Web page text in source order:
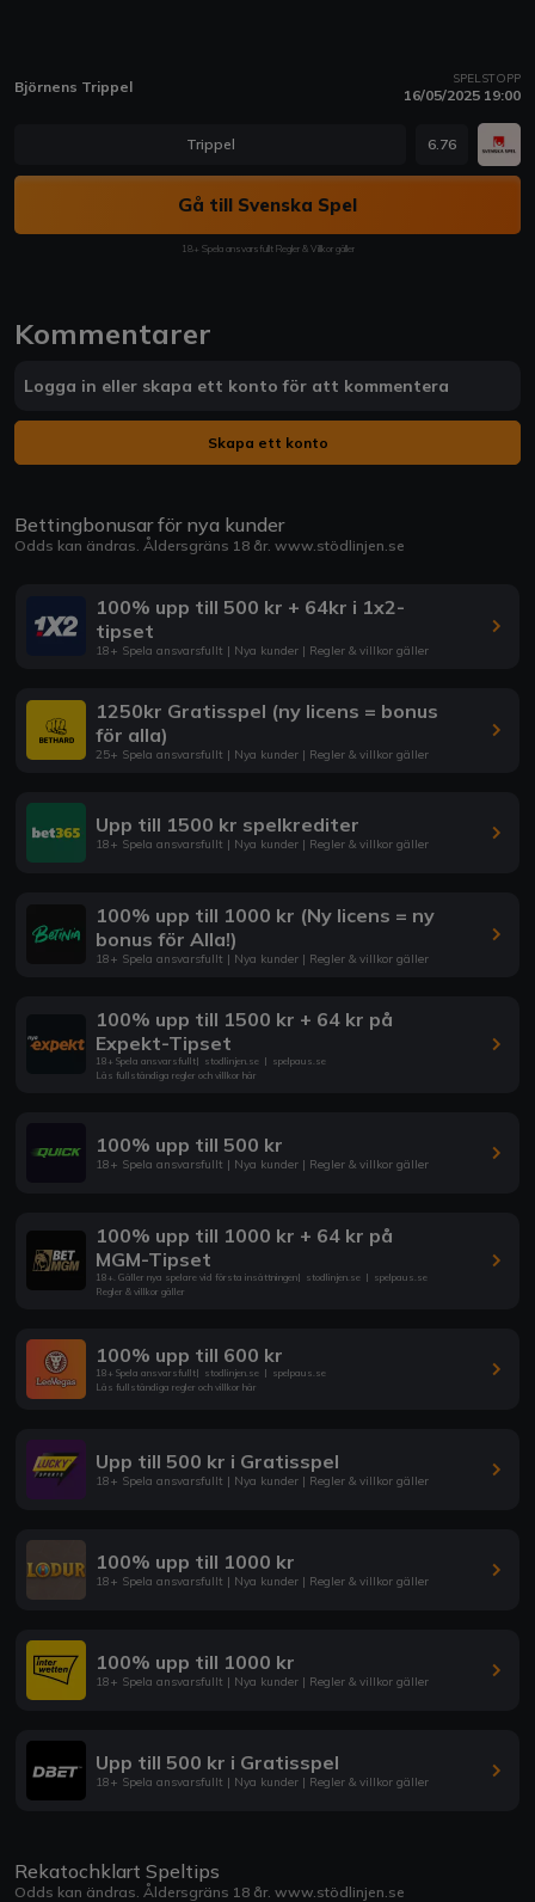
Björnens Trippel SPELSTOPP
16/05/2025 19:00
Trippel 6.76
Gå till Svenska Spel
18+ Spela ansvarsfullt Regler & Villkor gäller
Kommentarer
Logga in eller skapa ett konto för att kommentera
Skapa ett konto
Bettingbonusar för nya kunder
Odds kan ändras. Åldersgräns 18 år. www.stödlinjen.se
100% upp till 500 kr + 64kr i 1x2-
tipset
18+ Spela ansvarsfullt | Nya kunder | Regler & villkor gäller
1250kr Gratisspel (ny licens = bonus
för alla)
25+ Spela ansvarsfullt | Nya kunder | Regler & villkor gäller
Upp till 1500 kr spelkrediter
18+ Spela ansvarsfullt | Nya kunder | Regler & villkor gäller
100% upp till 1000 kr (Ny licens = ny
bonus för Alla!)
18+ Spela ansvarsfullt | Nya kunder | Regler & villkor gäller
100% upp till 1500 kr + 64 kr på
Expekt-Tipset
18+ Spela ansvarsfullt| stodlinjen.se | spelpaus.se
Läs fullständiga regler och villkor här
100% upp till 500 kr
18+ Spela ansvarsfullt | Nya kunder | Regler & villkor gäller
100% upp till 1000 kr + 64 kr på
MGM-Tipset
18+. Gäller nya spelare vid första insättningen| stodlinjen.se | spelpaus.se
Regler & villkor gäller
100% upp till 600 kr
18+ Spela ansvarsfullt| stodlinjen.se | spelpaus.se
Läs fullständiga regler och villkor här
Upp till 500 kr i Gratisspel
18+ Spela ansvarsfullt | Nya kunder | Regler & villkor gäller
100% upp till 1000 kr
18+ Spela ansvarsfullt | Nya kunder | Regler & villkor gäller
100% upp till 1000 kr
18+ Spela ansvarsfullt | Nya kunder | Regler & villkor gäller
Upp till 500 kr i Gratisspel
18+ Spela ansvarsfullt | Nya kunder | Regler & villkor gäller
Rekatochklart Speltips
Odds kan ändras. Åldersgräns 18 år. www.stödlinjen.se